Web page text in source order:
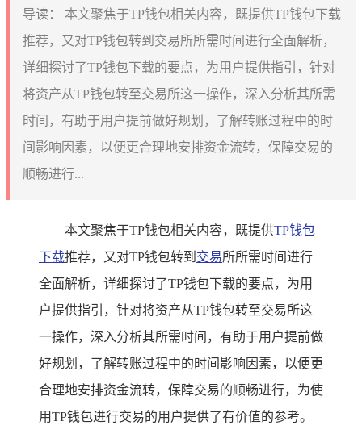
导读：
本文聚焦于TP钱包相关内容，既提供TP钱包下载
推荐，又对TP钱包转到交易所所需时间进行全面解析，
详细探讨了TP钱包下载的要点，为用户提供指引，针对
将资产从TP钱包转至交易所这一操作，深入分析其所需
时间，有助于用户提前做好规划，了解转账过程中的时
间影响因素，以便更合理地安排资金流转，保障交易的
顺畅进行...
本文聚焦于TP钱包相关内容，既提供TP钱包
下载推荐，又对TP钱包转到 交易所所需时间进行
全面解析，详细探讨了TP钱包下载的要点，为用
户提供指引，针对将资产从TP钱包转至交易所这
一操作，深入分析其所需时间，有助于用户提前做
好规划，了解转账过程中的时间影响因素，以便更
合理地安排资金流转，保障交易的顺畅进行，为使
用TP钱包进行交易的用户提供了有价值的参考。